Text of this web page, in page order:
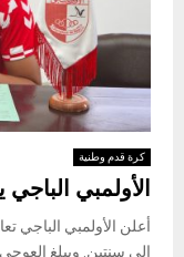
كرة قدم وطنية
الأولمبي
أعلن الأولمبي الباجي